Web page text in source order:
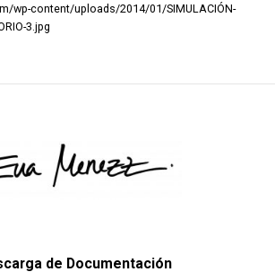
wp-content/uploads/2014/01/SIMULACIÓN-
3.jpg
de Documentación